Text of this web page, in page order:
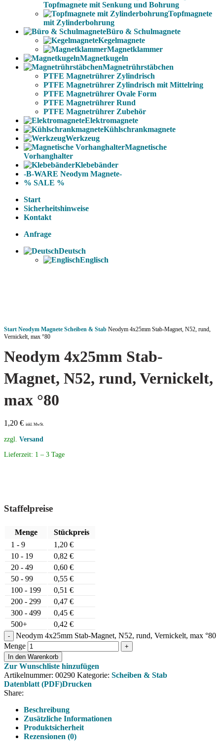
Topfmagnete mit Senkung und Bohrung
Topfmagnete
mit Zylinderbohrung
Büro & Schulmagnete
Kegelmagnete
Magnetklammer
Magnetkugeln
Magnetrührstäbchen
PTFE Magnetrührer Zylindrisch
PTFE Magnetrührer Zylindrisch mit Mittelring
PTFE Magnetrührer Ovale Form
PTFE Magnetrührer Rund
PTFE Magnetrührer Zubehör
Elektromagnete
Kühlschrankmagnete
Werkzeug
Magnetische
Vorhanghalter
Klebebänder
-B-WARE Neodym Magnete-
% SALE %
Start
Sicherheitshinweise
Kontakt
Anfrage
Deutsch
Englisch
Start Neodym Magnete Scheiben & Stab Neodym 4x25mm Stab-Magnet, N52, rund,
Vernickelt, max °80
Neodym 4x25mm Stab-
Magnet, N52, rund, Vernickelt,
max °80
1,20 € inkl. MwSt.
zzgl. Versand
Lieferzeit: 1 – 3 Tage
Staffelpreise
Menge
Stückpreis
1 - 9
1,20 €
10 - 19
0,82 €
20 - 49
0,60 €
50 - 99
0,55 €
100 - 199
0,51 €
200 - 299
0,47 €
300 - 499
0,45 €
500+
0,42 €
Neodym 4x25mm Stab-Magnet, N52, rund, Vernickelt, max °80
Menge
In den Warenkorb
Zur Wunschliste hinzufügen
Artikelnummer: 00290 Kategorie: Scheiben & Stab
Datenblatt (PDF)Drucken
Share:
Beschreibung
Zusätzliche Informationen
Produktsicherheit
Rezensionen (0)